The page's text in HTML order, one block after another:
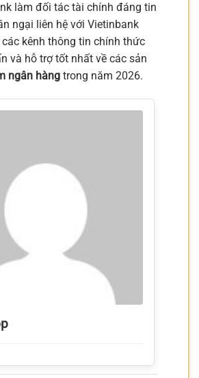
làm đối tác tài chính đáng tin
ngại liên hệ với Vietinbank
kênh thông tin chính thức
và hỗ trợ tốt nhất về các sản
ngân hàng trong năm 2026.